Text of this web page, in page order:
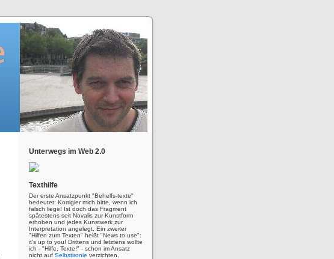
Unterwegs im Web 2.0
Texthilfe
Der erste Ansatzpunkt "Behelfs-texte"
bedeutet: Korrigier mich bitte, wenn ich
falsch liege! Ist doch das Fragment
spätestens seit Novalis zur Kunstform
erhoben und jedes Kunstwerk zur
Interpretation angelegt. Ein zweiter
"Hilfen zum Texten" heißt "News to use":
it's up to you! Drittens und letztens wollte
ich - "Hilfe, Texte!" - schon im Ansatz
nicht auf Selbstironie verzichten.